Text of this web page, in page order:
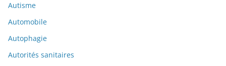
Autisme
Automobile
Autophagie
Autorités sanitaires